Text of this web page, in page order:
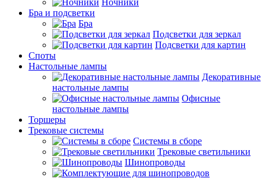
Ночники
Бра и подсветки
Бра
Подсветки для зеркал
Подсветки для картин
Споты
Настольные лампы
Декоративные
настольные лампы
Офисные
настольные лампы
Торшеры
Трековые системы
Системы в сборе
Трековые светильники
Шинопроводы